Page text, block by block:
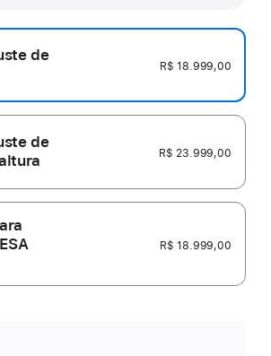
de
R$ 18.999,00
de
R$ 23.999,00
R$ 18.999,00